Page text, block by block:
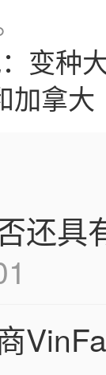
：变种
加拿大
还具